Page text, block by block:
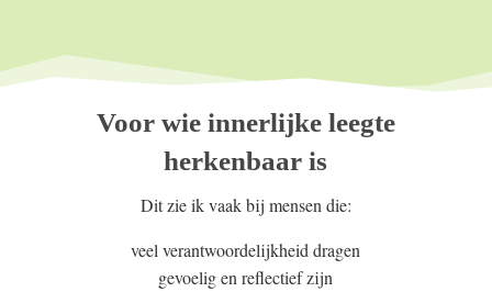
Voor wie innerlijke leegte
herkenbaar is
Dit zie ik vaak bij mensen die:
veel verantwoordelijkheid dragen
gevoelig en reflectief zijn